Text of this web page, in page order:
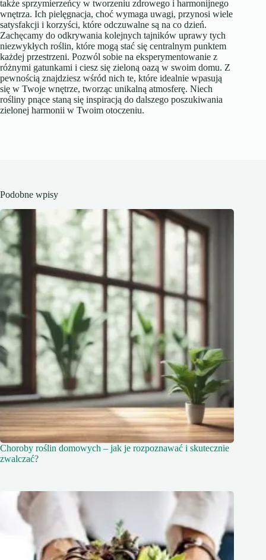
także sprzymierzeńcy w tworzeniu zdrowego i harmonijnego
wnętrza. Ich pielęgnacja, choć wymaga uwagi, przynosi wiele
satysfakcji i korzyści, które odczuwalne są na co dzień.
Zachęcamy do odkrywania kolejnych tajników uprawy tych
niezwykłych roślin, które mogą stać się centralnym punktem
każdej przestrzeni. Pozwól sobie na eksperymentowanie z
różnymi gatunkami i ciesz się zieloną oazą w swoim domu. Z
pewnością znajdziesz wśród nich te, które idealnie wpasują
się w Twoje wnętrze, tworząc unikalną atmosferę. Niech
rośliny pnące staną się inspiracją do dalszego poszukiwania
zielonej harmonii w Twoim otoczeniu.
Podobne wpisy
Choroby roślin domowych – jak je rozpoznawać i skutecznie
zwalczać?